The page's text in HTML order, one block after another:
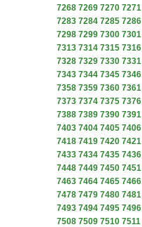
7268 7269 7270 7271
7283 7284 7285 7286
7298 7299 7300 7301
7313 7314 7315 7316
7328 7329 7330 7331
7343 7344 7345 7346
7358 7359 7360 7361
7373 7374 7375 7376
7388 7389 7390 7391
7403 7404 7405 7406
7418 7419 7420 7421
7433 7434 7435 7436
7448 7449 7450 7451
7463 7464 7465 7466
7478 7479 7480 7481
7493 7494 7495 7496
7508 7509 7510 7511